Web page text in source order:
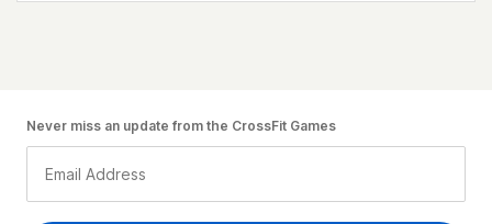
Never miss an update from the CrossFit Games